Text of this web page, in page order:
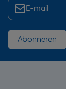
Abonneren